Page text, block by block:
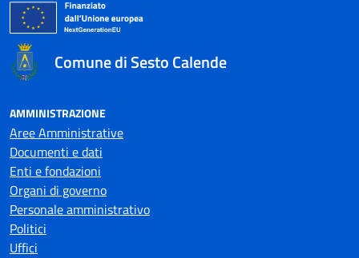
Comune di Sesto Calende
AMMINISTRAZIONE
Aree Amministrative
Documenti e dati
Enti e fondazioni
Organi di governo
Personale amministrativo
Politici
Uffici